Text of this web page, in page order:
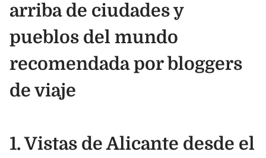
arriba de ciudades y
pueblos del mundo
recomendada por bloggers
de viaje
1. Vistas de Alicante desde el